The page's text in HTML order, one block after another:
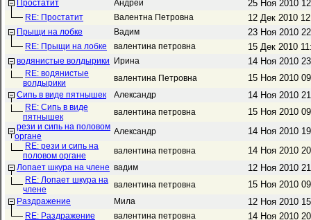
Простатит Андрей 25 Ноя 2010
RE: Простатит Валентна Петровна 12 Дек 2010
Прыщи на лобке Вадим 23 Ноя 2010
RE: Прыщи на лобке валентина петровна 15 Дек 2010
водянистые волдырики Ирина 14 Ноя 2010
RE: водянистые
волдырики
валентина Петровна 15 Ноя 2010
Сипь в виде пятнышек Александр 14 Ноя 2010
RE: Сипь в виде
пятнышек
валентина петровна 15 Ноя 2010
рези и сипь на половом
органе
Александр 14 Ноя 2010
RE: рези и сипь на
половом органе
валентина петровна 14 Ноя 2010
Лопает шкура на члене вадим 12 Ноя 2010
RE: Лопает шкура на
члене
валентина петровна 15 Ноя 2010
Раздражение Мила 12 Ноя 2010
RE: Раздражение валентина петровна 14 Ноя 2010